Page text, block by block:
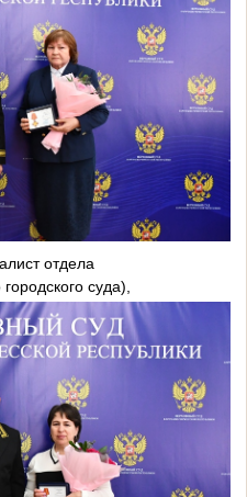
отдела
суда),